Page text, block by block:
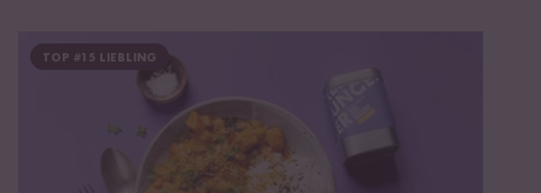
TOP #15 LIEBLING